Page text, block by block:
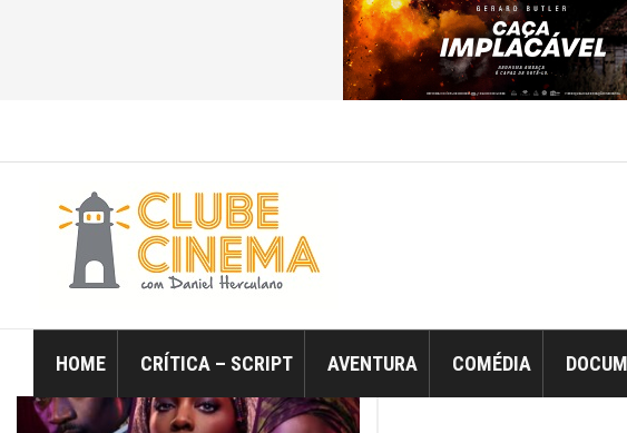
HOME CRÍTICA – SCRIPT AVENTURA COMÉDIA